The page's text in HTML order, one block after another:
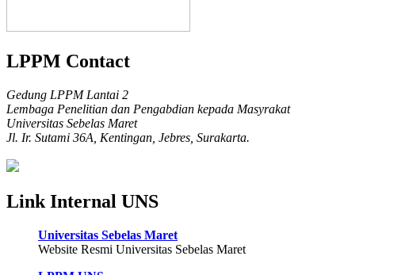
LPPM Contact
Gedung LPPM Lantai 2
Lembaga Penelitian dan Pengabdian kepada Masyrakat
Universitas Sebelas Maret
Jl. Ir. Sutami 36A, Kentingan, Jebres, Surakarta.
Link Internal UNS
Universitas Sebelas Maret
Website Resmi Universitas Sebelas Maret